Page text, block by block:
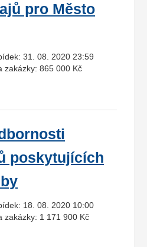
pro Město
31. 08. 2020 23:59
zakázky: 865 000 Kč
poskytujících
18. 08. 2020 10:00
zakázky: 1 171 900 Kč